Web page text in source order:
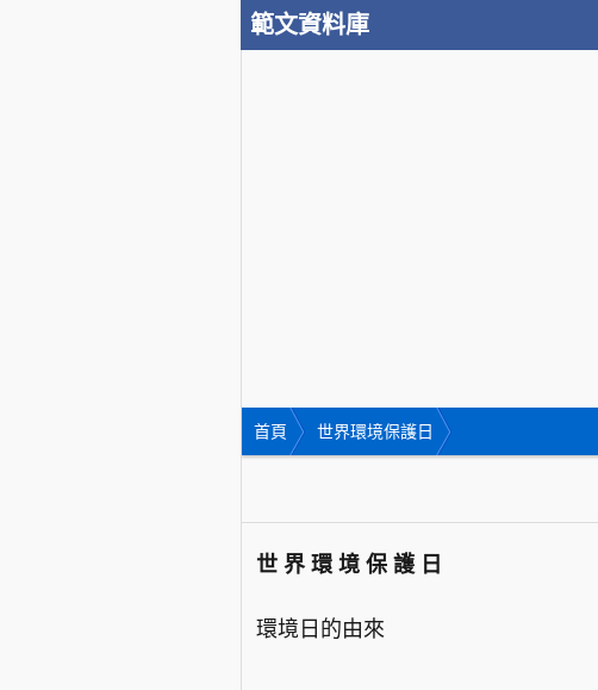
範文資料庫
首頁 世界環境保護日
世 界 環 境 保 護 日
環境日的由來